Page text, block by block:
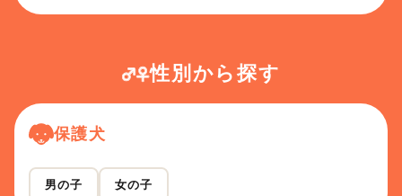
性別から探す
保護犬
男の子 女の子